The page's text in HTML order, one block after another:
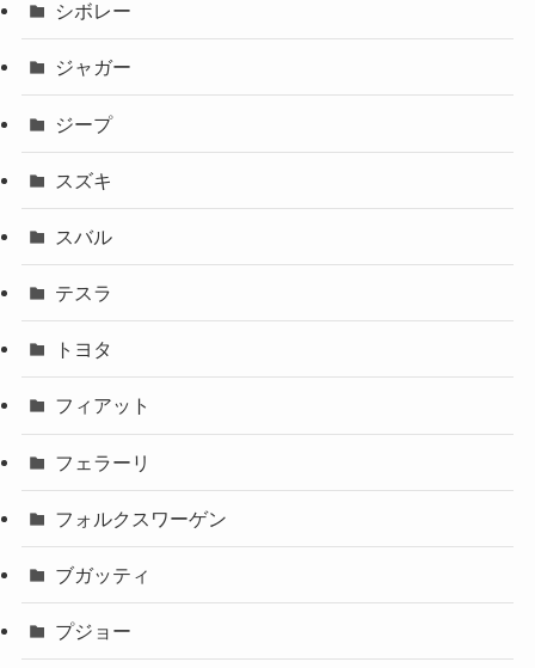
シボレー
ジャガー
ジープ
スズキ
スバル
テスラ
トヨタ
フィアット
フェラーリ
フォルクスワーゲン
ブガッティ
プジョー